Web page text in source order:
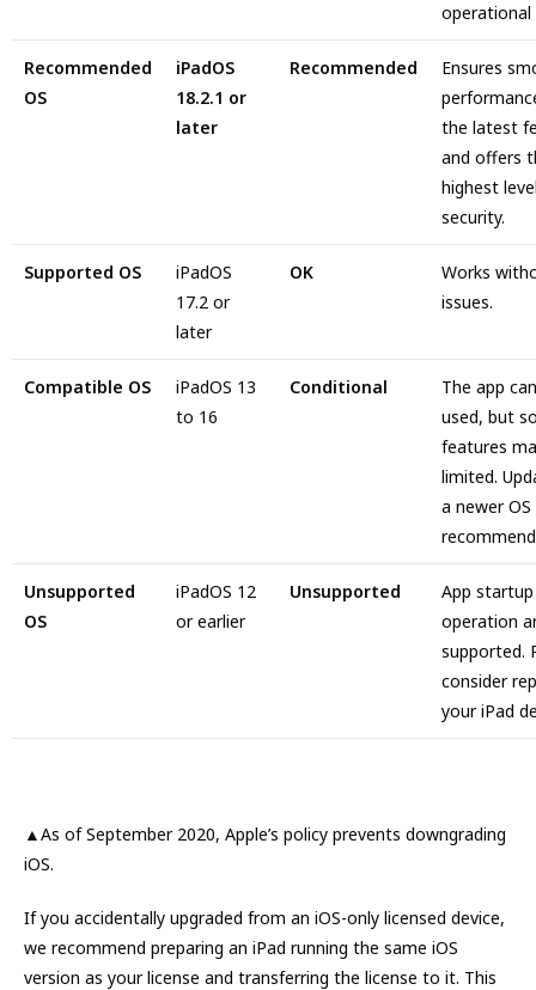
Recommended
OS
iPadOS
18.2.1 or
later
Recommended
Ensures
the latest
and offers
highest
security.
Supported OS
iPadOS
17.2 or
later
OK
Works
issues.
Compatible OS
iPadOS 13
to 16
Conditional
The app
used, but
features
limited.
a newer OS
Unsupported
OS
iPadOS 12
or earlier
Unsupported
App
operation
supported.
consider
your iPad
▲As of September 2020, Apple’s policy prevents downgrading
iOS.
If you accidentally upgraded from an iOS-only licensed device,
we recommend preparing an iPad running the same iOS
version as your license and transferring the license to it. This